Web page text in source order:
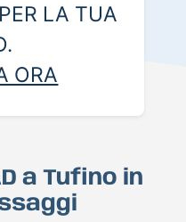
LA TUA
ORA
a Tufino in